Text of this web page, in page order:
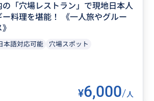
の「穴場レストラン」で現地日本人
ー料理を堪能！ 《一人旅やグルー
本語対応可能
穴場スポット
¥6,000/人